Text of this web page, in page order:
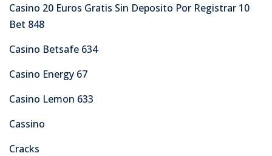
Casino 20 Euros Gratis Sin Deposito Por Registrar 10
Bet 848
Casino Betsafe 634
Casino Energy 67
Casino Lemon 633
Cassino
Cracks